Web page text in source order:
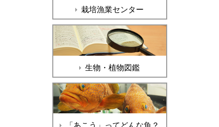
栽培漁業センター
生物・植物図鑑
「あこう」ってどんな魚？